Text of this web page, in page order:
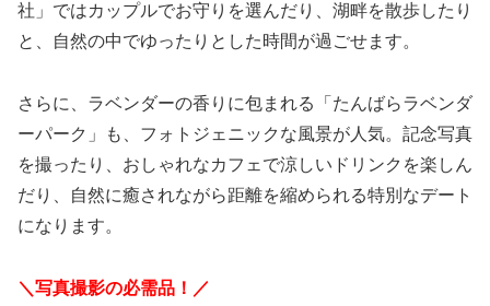
社」ではカップルでお守りを選んだり、湖畔を散歩したり
と、自然の中でゆったりとした時間が過ごせます。
さらに、ラベンダーの香りに包まれる「たんばらラベンダ
ーパーク」も、フォトジェニックな風景が人気。記念写真
を撮ったり、おしゃれなカフェで涼しいドリンクを楽しん
だり、自然に癒されながら距離を縮められる特別なデート
になります。
＼写真撮影の必需品！／